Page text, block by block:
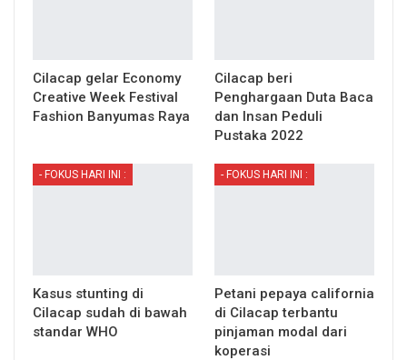
Cilacap gelar Economy
Creative Week Festival
Fashion Banyumas Raya
Cilacap beri
Penghargaan Duta Baca
dan Insan Peduli
Pustaka 2022
- FOKUS HARI INI :
Kasus stunting di
Cilacap sudah di bawah
standar WHO
- FOKUS HARI INI :
Petani pepaya california
di Cilacap terbantu
pinjaman modal dari
koperasi